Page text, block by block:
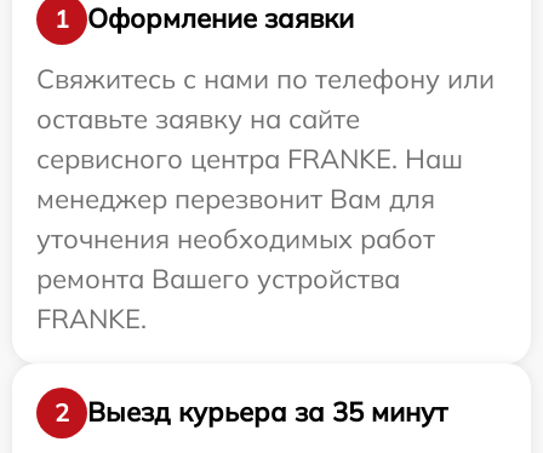
1
Оформление заявки
Свяжитесь с нами по телефону или
оставьте заявку на сайте
сервисного центра FRANKE. Наш
менеджер перезвонит Вам для
уточнения необходимых работ
ремонта Вашего устройства
FRANKE.
2 Выезд курьера за 35 минут